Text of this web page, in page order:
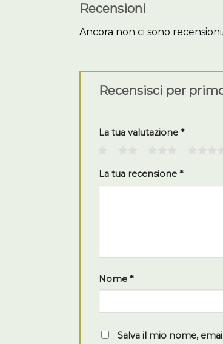
Recensioni
Ancora non ci sono recensioni.
Recensisci per
La tua valutazione *
La tua recensione *
Nome *
Salva il mio nome,